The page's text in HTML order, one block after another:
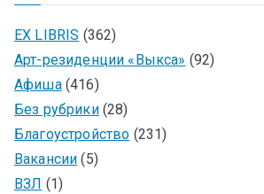
EX LIBRIS (362)
Арт-резиденции «Выкса» (92)
Афиша(416)
Без рубрики(28)
Благоустройство (231)
Вакансии (5)
ВЗЛ (1)